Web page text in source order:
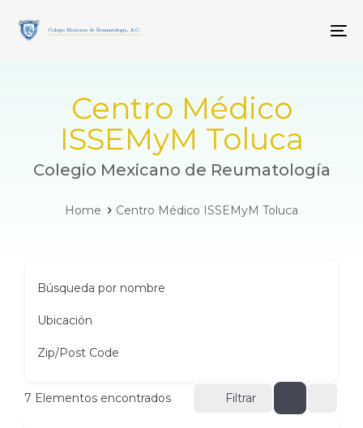
links
primary
Centro Médico
ISSEMyM Toluca
Colegio Mexicano de Reumatología
Home Centro Médico ISSEMyM Toluca
Búsqueda por nombre
Ubicación
Zip/Post Code
7 Elementos encontrados Filtrar